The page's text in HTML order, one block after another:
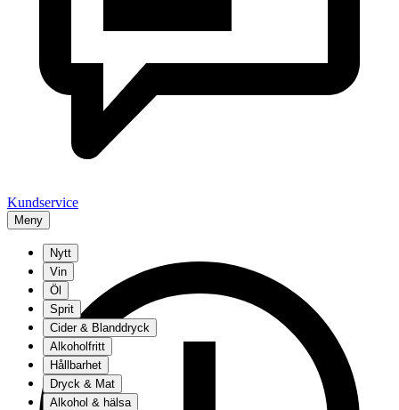
Kundservice
Meny
Nytt
Vin
Öl
Sprit
Cider & Blanddryck
Alkoholfritt
Hållbarhet
Dryck & Mat
Alkohol & hälsa